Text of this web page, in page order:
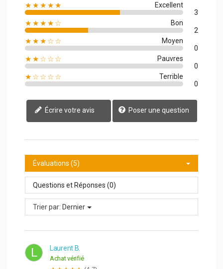
★★★★★
Excellent
3
★★★★☆
Bon
2
★★★☆☆
Moyen
0
★★☆☆☆
Pauvres
0
★☆☆☆☆
Terrible
0
Écrire votre avis Poser une question
Évaluations (5)
Questions et Réponses (0)
Trier par: Dernier
L Laurent B.
Achat vérifié